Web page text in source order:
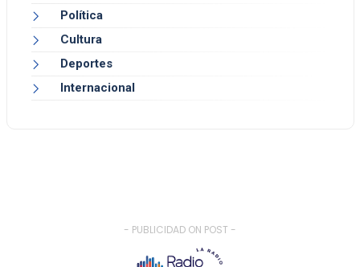
Política
Cultura
Deportes
Internacional
- PUBLICIDAD ON POST -